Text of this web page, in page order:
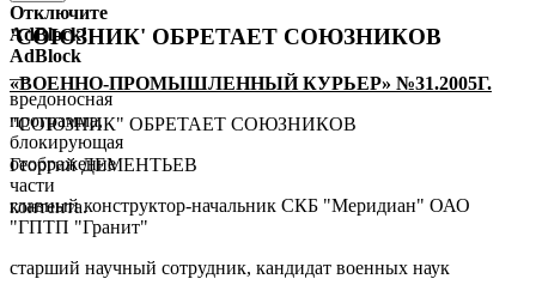
Отключите
AdBlock!
AdBlock
—
вредоносная
программа,
блокирующая
отображение
части
контента.
'СОЮЗНИК' ОБРЕТАЕТ СОЮЗНИКОВ
«ВОЕННО-ПРОМЫШЛЕННЫЙ КУРЬЕР» №31.2005Г.
"СОЮЗНИК" ОБРЕТАЕТ СОЮЗНИКОВ
Георгий ДЕМЕНТЬЕВ
главный конструктор-начальник СКБ "Меридиан" ОАО
"ГПТП "Гранит"
старший научный сотрудник, кандидат военных наук